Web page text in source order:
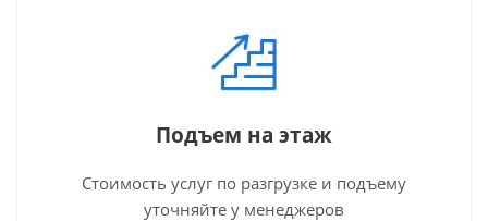
Подъем на этаж
Стоимость услуг по разгрузке и подъему
уточняйте у менеджеров